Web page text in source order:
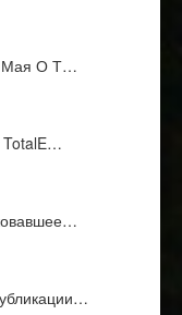
Мая О Т…
TotalE…